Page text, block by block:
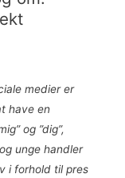
medier er
have en
og ”dig”,
unge handler
i forhold til pres